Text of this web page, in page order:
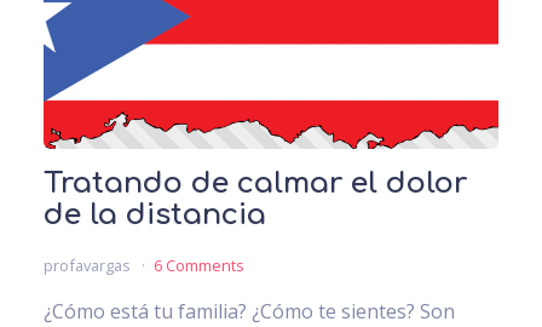
Tratando de calmar el dolor
de la distancia
profavargas 6 Comments
¿Cómo está tu familia? ¿Cómo te sientes? Son